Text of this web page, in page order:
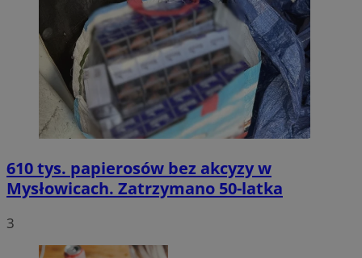
610 tys. papierosów bez akcyzy w
Mysłowicach. Zatrzymano 50-latka
3